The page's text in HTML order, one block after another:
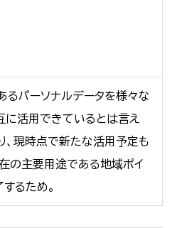
るパーソナルデータを様々な
に活用できているとは言え
、現時点で新たな活用予定も
の主要用途である地域ポイ
るため。